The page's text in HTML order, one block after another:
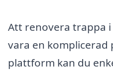
Att renovera trappa
vara en komplicerad
plattform kan du